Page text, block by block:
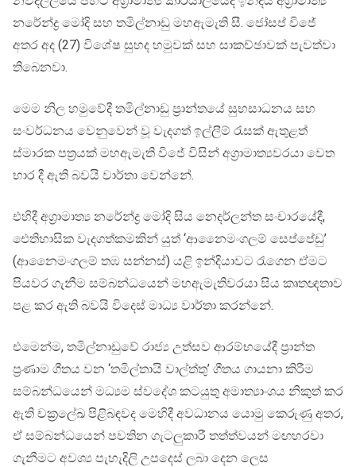
නරේන්ද්‍ර මෝදි සහ තමිල්නාඩු මහඇමැති සී. ජෝසප් විජේ
අතර අද (27) විශේෂ සුහද හමුවක් සහ සාකච්ඡාවක් පැවත්වා
තිබෙනවා.
මෙම නිල හමුවේදී තමිල්නාඩු ප්‍රාන්තයේ සුභසාධනය සහ
සංවර්ධනය වෙනුවෙන් වූ වැදගත් ඉල්ලීම් රැසක් ඇතුළත්
ස්මාරක පත්‍රයක් මහඇමැති විජේ විසින් අග්‍රාමාත්‍යවරයා වෙත
භාර දී ඇති බවයි වාර්තා වෙන්නේ.
එහිදී අග්‍රාමාත්‍ය නරේන්ද්‍ර මෝදි සිය නෙදර්ලන්ත සංචාරයේදී,
ඓතිහාසික වැදගත්කමකින් යුත් ‘ආනෛමංගලම් සෙප්පේඩු’
(ආනෛමංගලම් තඹ සන්නස්) යළි ඉන්දියාවට රැගෙන ඒමට
පියවර ගැනීම සම්බන්ධයෙන් මහඇමැතිවරයා සිය කෘතඥතාව
පළ කර ඇති බවයි විදෙස් මාධ්‍ය වාර්තා කරන්නේ.
එමෙන්ම, තමිල්නාඩුවේ රාජ්‍ය උත්සව ආරම්භයේදී ප්‍රාන්ත
ප්‍රණාම ගීතය වන ‘තමිල්තායි වාල්ත්තු’ ගීතය ගායනා කිරීම
සම්බන්ධයෙන් මධ්‍යම ස්වදේශ කටයුතු අමාත්‍යාංශය නිකුත් කර
ඇති චක්‍රලේඛ පිළිබඳවද මෙහිදී අවධානය යොමු කෙරුණු අතර,
ඒ සම්බන්ධයෙන් පවතින ගැටලුකාරී තත්ත්වයන් මඟහරවා
ගැනීමට අවශ්‍ය පැහැදිලි උපදෙස් ලබා දෙන ලෙස